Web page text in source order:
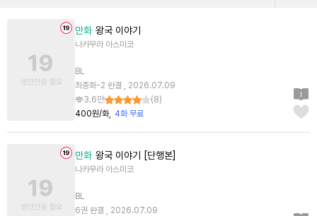
만화 왕국 이야기
나카무라 아스미코
BL
최종화-2 완결 , 2026.07.09
3.6만
(8)
400원/화
4화 무료
만화 왕국 이야기 [단행본]
나카무라 아스미코
BL
6권 완결 , 2026.07.09